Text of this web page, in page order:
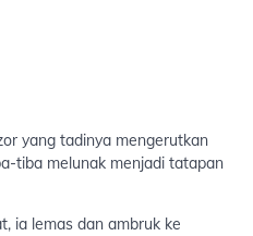
yang tadinya mengerutkan
tiba melunak menjadi tatapan
ia lemas dan ambruk ke